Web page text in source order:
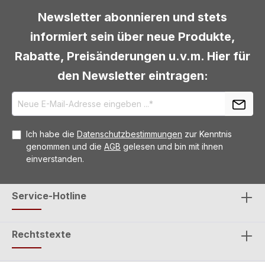
Newsletter abonnieren und stets
informiert sein über neue Produkte,
Rabatte, Preisänderungen u.v.m. Hier für
den Newsletter eintragen:
Ich habe die Datenschutzbestimmungen zur Kenntnis
genommen und die AGB gelesen und bin mit ihnen
einverstanden.
Service-Hotline
Rechtstexte